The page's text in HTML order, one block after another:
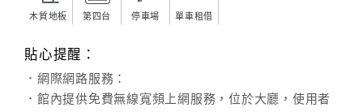
木質地板 第四台 停車場 單車租借
貼心提醒：
．網際網路服務：
．館內提供免費無線寬頻上網服務，位於大廳，使用者